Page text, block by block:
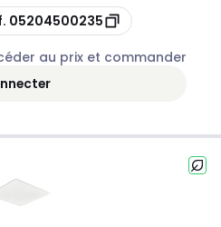
05204500235
au prix et commander